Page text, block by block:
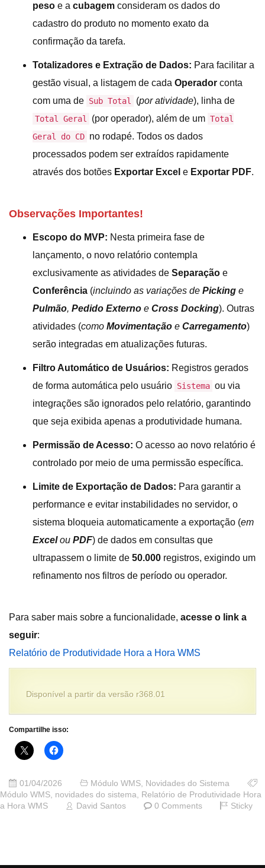
peso e a cubagem consideram os dados do
cadastro do produto no momento exato da
confirmação da tarefa.
Totalizadores e Extração de Dados: Para facilitar a
gestão visual, a listagem de cada Operador conta
com uma de Sub Total (por atividade), linha de
Total Geral (por operador), além de um Total
Geral do CD no rodapé. Todos os dados
processados podem ser extraídos rapidamente
através dos botões Exportar Excel e Exportar PDF.
Observações Importantes!
Escopo do MVP: Nesta primeira fase de
lançamento, o novo relatório contempla
exclusivamente as atividades de Separação e
Conferência (incluindo as variações de Picking e
Pulmão, Pedido Externo e Cross Docking). Outras
atividades (como Movimentação e Carregamento)
serão integradas em atualizações futuras.
Filtro Automático de Usuários: Registros gerados
de forma automática pelo usuário Sistema ou via
integrações são ignorados pelo relatório, garantindo
que seja exibida apenas a produtividade humana.
Permissão de Acesso: O acesso ao novo relatório é
controlado por meio de uma permissão específica.
Limite de Exportação de Dados: Para garantir a
performance e evitar instabilidades no servidor, o
sistema bloqueia automaticamente a exportação (em
Excelou PDF) de dados em consultas que
ultrapassem o limite de 50.000 registros, exigindo um
refinamento nos filtros de período ou operador.
Para saber mais sobre a funcionalidade, acesse o link a
seguir:
Relatório de Produtividade Hora a Hora WMS
Disponível a partir da versão r368.01
Compartilhe isso:
01/04/2026 Módulo WMS, Novidades do Sistema
Módulo WMS, novidades do sistema, Relatório de Produtividade Hora
a Hora WMS
David Santos 0 Comments Sticky